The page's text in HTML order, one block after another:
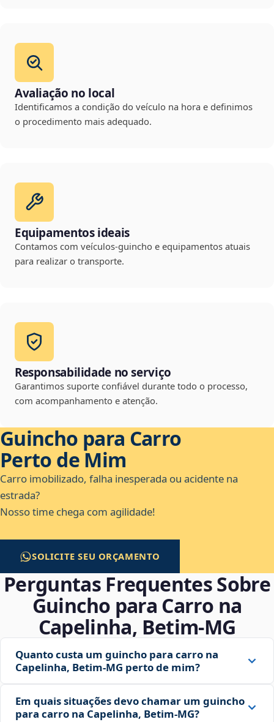
Avaliação no local
Identificamos a condição do veículo na hora e definimos
o procedimento mais adequado.
Equipamentos ideais
Contamos com veículos-guincho e equipamentos atuais
para realizar o transporte.
Responsabilidade no serviço
Garantimos suporte confiável durante todo o processo,
com acompanhamento e atenção.
Guincho para Carro
Perto de Mim
Carro imobilizado, falha inesperada ou acidente na
estrada?
Nosso time chega com agilidade!
SOLICITE SEU ORÇAMENTO
Perguntas Frequentes Sobre
Guincho para Carro na
Capelinha, Betim‑MG
Quanto custa um guincho para carro na
Capelinha, Betim‑MG perto de mim?
Em quais situações devo chamar um guincho
para carro na Capelinha, Betim‑MG?